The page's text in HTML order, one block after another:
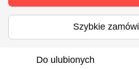
Szybkie
Do ulubionych